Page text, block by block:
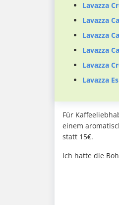
Lavazza
Lavazza
Lavazza
Lavazza
Lavazza
Lavazza
Für
einem
statt 15€.
Ich hatte die